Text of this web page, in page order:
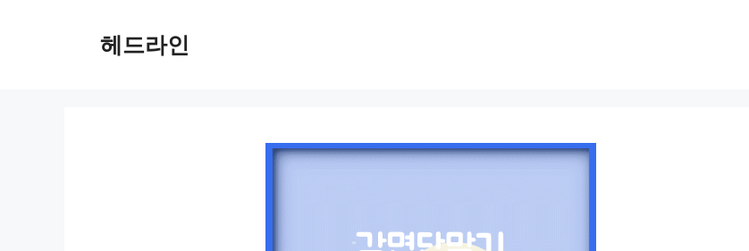
헤드라인